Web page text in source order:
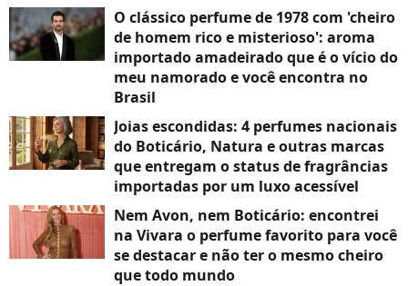
O clássico perfume de 1978 com 'cheiro
de homem rico e misterioso': aroma
importado amadeirado que é o vício do
meu namorado e você encontra no
Brasil
Joias escondidas: 4 perfumes nacionais
do Boticário, Natura e outras marcas
que entregam o status de fragrâncias
importadas por um luxo acessível
Nem Avon, nem Boticário: encontrei
na Vivara o perfume favorito para você
se destacar e não ter o mesmo cheiro
que todo mundo